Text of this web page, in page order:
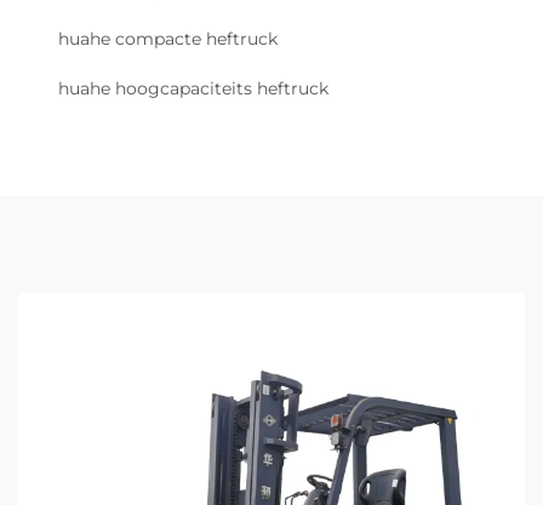
huahe compacte heftruck
huahe hoogcapaciteits heftruck